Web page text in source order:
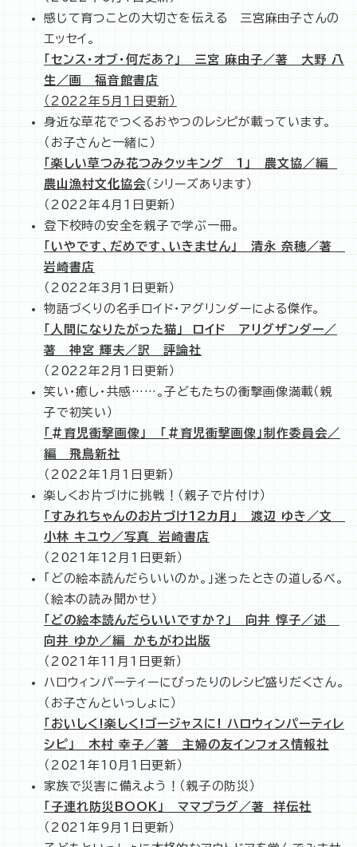
感じて育つことの大切さを伝える 三宮麻由子さんの
エッセイ。
「センス・オブ・何だあ?」 三宮 麻由子／著 大野 八
生／画 福音館書店
（2022年5月1日更新）
身近な草花でつくるおやつのレシピが載っています。
（お子さんと一緒に）
「楽しい草つみ花つみクッキング 1」 農文協／編
農山漁村文化協会（シリーズあります）
（2022年4月1日更新）
登下校時の安全を親子で学ぶ一冊。
「いやです、だめです、いきません」 清永 奈穂／著
岩崎書店
（2022年3月1日更新）
物語づくりの名手ロイド・アグリンダーによる傑作。
「人間になりたがった猫」 ロイド アリグザンダー／
著 神宮 輝夫／訳 評論社
（2022年2月1日更新）
笑い・癒し・共感……。子どもたちの衝撃画像満載（親
子で初笑い）
「#育児衝撃画像」 「#育児衝撃画像」制作委員会／
編 飛鳥新社
（2022年1月1日更新）
楽しくお片づけに挑戦！（親子で片付け）
「すみれちゃんのお片づけ12カ月」 渡辺 ゆき／文
小林 キユウ／写真 岩崎書店
（2021年12月1日更新）
「どの絵本読んだらいいのか。」迷ったときの道しるべ。
（絵本の読み聞かせ）
「どの絵本読んだらいいですか?」 向井 惇子／述
向井 ゆか／編 かもがわ出版
（2021年11月1日更新）
ハロウィンパーティーにぴったりのレシピ盛りだくさん。
（お子さんといっしょに）
「おいしく!楽しく!ゴージャスに! ハロウィンパーティレ
シピ」 木村 幸子／著 主婦の友インフォス情報社
（2021年10月1日更新）
家族で災害に備えよう！（親子の防災）
「子連れ防災BOOK」 ママプラグ／著 祥伝社
（2021年9月1日更新）